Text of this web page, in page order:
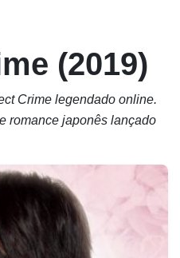
(2019)
Crime legendado online.
romance japonês lançado